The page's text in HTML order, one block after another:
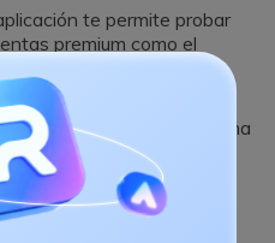
te permite probar
premium como el
WebShield y la
datos.
rápidamente tu sistema
amenazas.
y funciones